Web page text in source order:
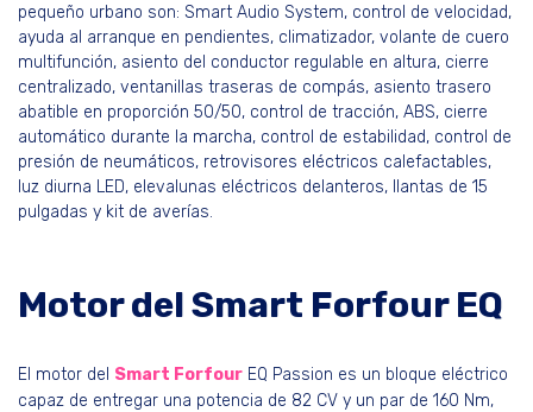
pequeño urbano son: Smart Audio System, control de velocidad,
ayuda al arranque en pendientes, climatizador, volante de cuero
multifunción, asiento del conductor regulable en altura, cierre
centralizado, ventanillas traseras de compás, asiento trasero
abatible en proporción 50/50, control de tracción, ABS, cierre
automático durante la marcha, control de estabilidad, control de
presión de neumáticos, retrovisores eléctricos calefactables,
luz diurna LED, elevalunas eléctricos delanteros, llantas de 15
pulgadas y kit de averías.
Motor del Smart Forfour EQ
El motor del Smart Forfour EQ Passion es un bloque eléctrico
capaz de entregar una potencia de 82 CV y un par de 160 Nm,